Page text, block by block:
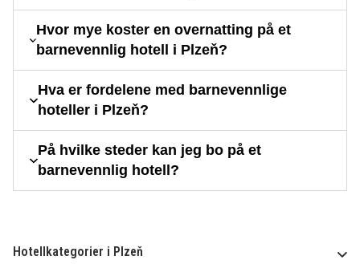
Hvor mye koster en overnatting på et
barnevennlig hotell i Plzeň?
Hva er fordelene med barnevennlige
hoteller i Plzeň?
På hvilke steder kan jeg bo på et
barnevennlig hotell?
Hotellkategorier i Plzeň